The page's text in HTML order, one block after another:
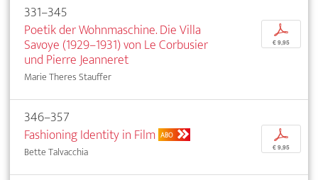
331–345
Poetik der Wohnmaschine. Die Villa
Savoye (1929–1931) von Le Corbusier
und Pierre Jeanneret
Marie Theres Stauffer
p
€ 9,95
346–357
Fashioning Identity in Film ABO
Bette Talvacchia
p
€ 9,95